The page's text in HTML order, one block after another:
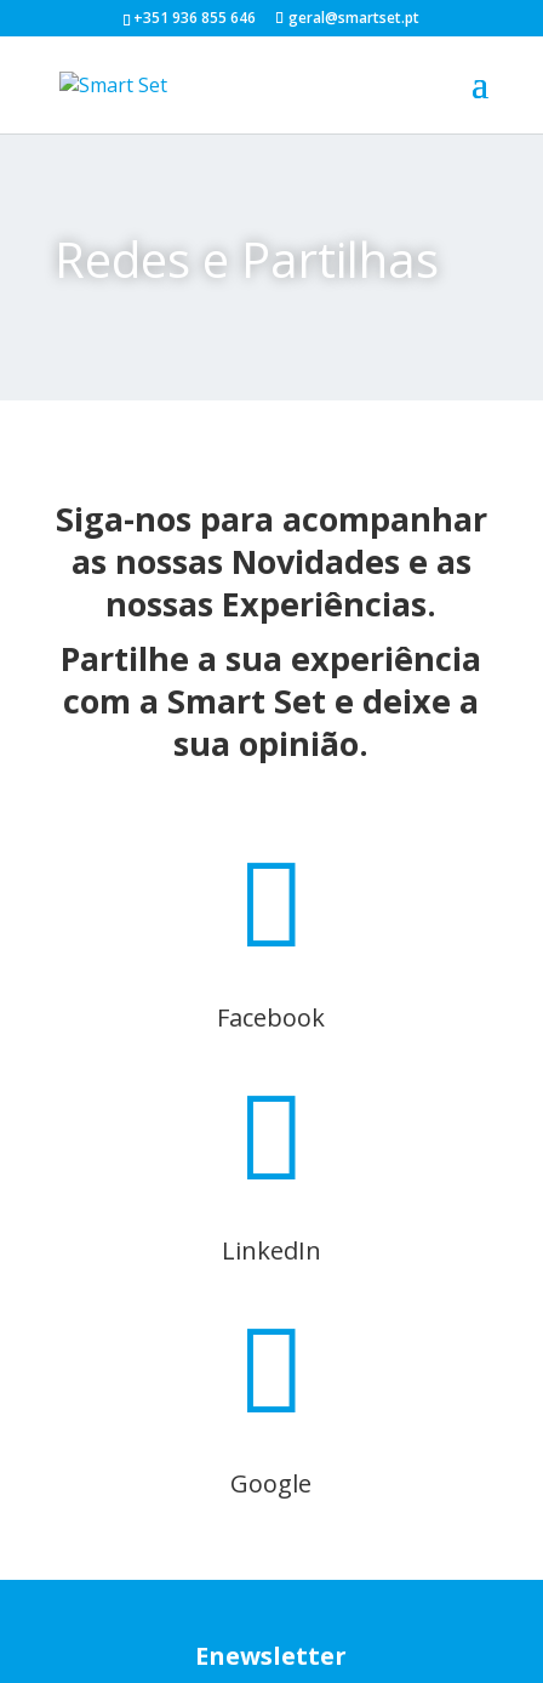
+351 936 855 646 geral@smartset.pt
Redes e Partilhas
Siga-nos para acompanhar
as nossas Novidades e as
nossas Experiências.
Partilhe a sua experiência
com a Smart Set e deixe a
sua opinião.

Facebook

LinkedIn

Google
Enewsletter